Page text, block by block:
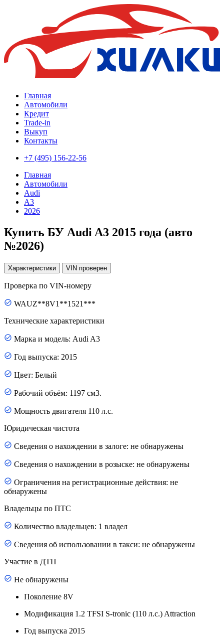
Главная
Автомобили
Кредит
Trade-in
Выкуп
Контакты
+7 (495) 156-22-56
Главная
Автомобили
Audi
A3
2026
Купить БУ Audi A3 2015 года (авто
№2026)
Характеристики VIN проверен
Проверка по VIN-номеру
WAUZ**8V1**1521***
Технические характеристики
Марка и модель: Audi A3
Год выпуска: 2015
Цвет: Белый
Рабочий объём: 1197 см3.
Мощность двигателя 110 л.с.
Юридическая чистота
Сведения о нахождении в залоге: не обнаружены
Сведения о нахождении в розыске: не обнаружены
Ограничения на регистрационные действия: не
обнаружены
Владельцы по ПТС
Количество владельцев: 1 владел
Сведения об использовании в такси: не обнаружены
Участие в ДТП
Не обнаружены
Поколение 8V
Модификация 1.2 TFSI S-tronic (110 л.с.) Attraction
Год выпуска 2015